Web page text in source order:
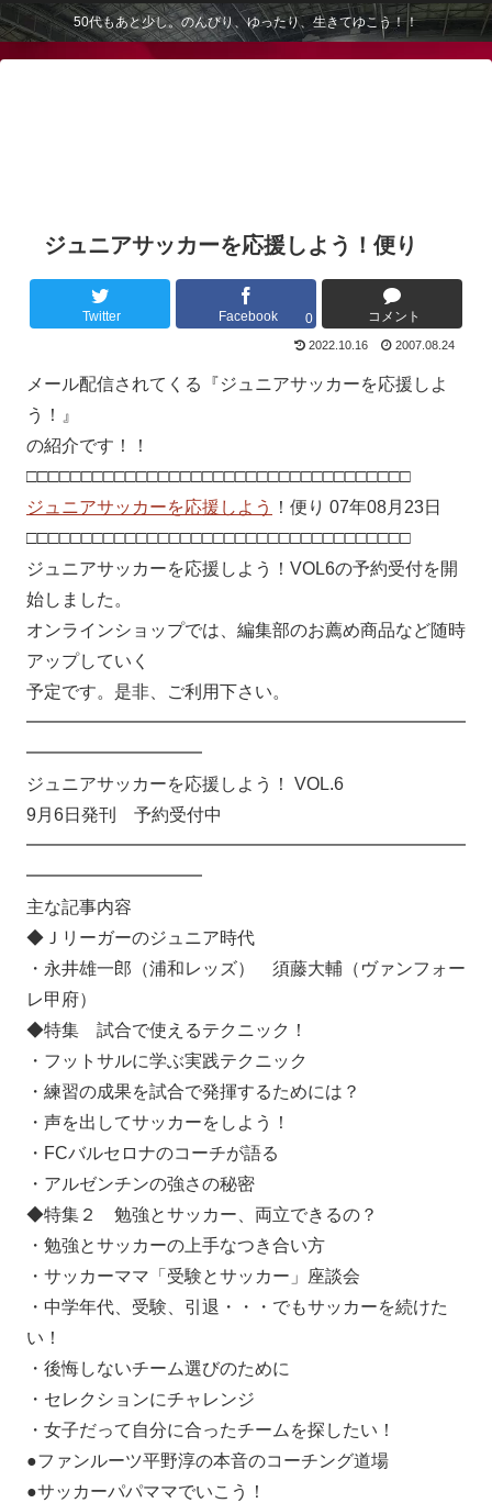
50代もあと少し。のんびり、ゆったり、生きてゆこう！！
ジュニアサッカーを応援しよう！便り
Twitter Facebook 0 コメント
2022.10.16 2007.08.24
メール配信されてくる『ジュニアサッカーを応援しよ
う！』
の紹介です！！
□□□□□□□□□□□□□□□□□□□□□□□□□□□□□□□□□□□
ジュニアサッカーを応援しよう
！便り 07年08月23日
□□□□□□□□□□□□□□□□□□□□□□□□□□□□□□□□□□□
ジュニアサッカーを応援しよう！VOL6の予約受付を開
始しました。
オンラインショップでは、編集部のお薦め商品など随時
アップしていく
予定です。是非、ご利用下さい。
━━━━━━━━━━━━━━━━━━━━━━━━━
━━━━━━━━━━
ジュニアサッカーを応援しよう！ VOL.6
9月6日発刊 予約受付中
━━━━━━━━━━━━━━━━━━━━━━━━━
━━━━━━━━━━
主な記事内容
◆Ｊリーガーのジュニア時代
・永井雄一郎（浦和レッズ） 須藤大輔（ヴァンフォー
レ甲府）
◆特集 試合で使えるテクニック！
・フットサルに学ぶ実践テクニック
・練習の成果を試合で発揮するためには？
・声を出してサッカーをしよう！
・FCバルセロナのコーチが語る
・アルゼンチンの強さの秘密
◆特集２ 勉強とサッカー、両立できるの？
・勉強とサッカーの上手なつき合い方
・サッカーママ「受験とサッカー」座談会
・中学年代、受験、引退・・・でもサッカーを続けた
い！
・後悔しないチーム選びのために
・セレクションにチャレンジ
・女子だって自分に合ったチームを探したい！
●ファンルーツ平野淳の本音のコーチング道場
●サッカーパパママでいこう！